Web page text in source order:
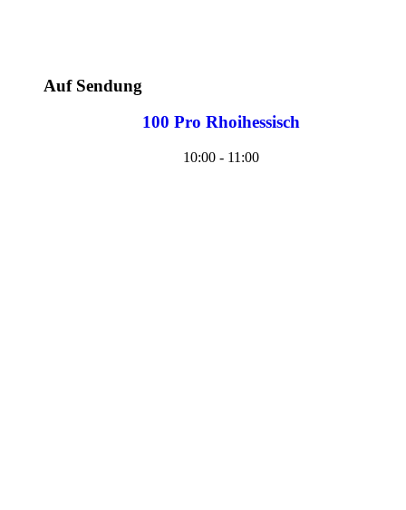
Auf Sendung
100 Pro Rhoihessisch
10:00 - 11:00